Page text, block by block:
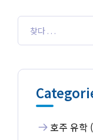
호주 유학